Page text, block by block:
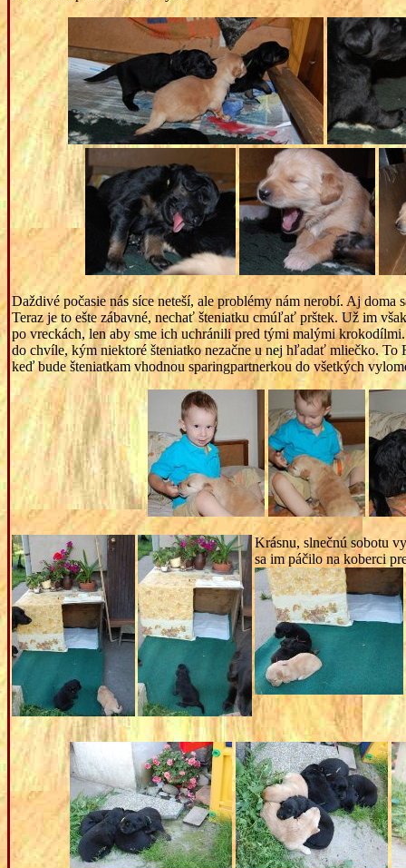
Daždivé počasie nás síce neteší, ale problémy nám nerobí. Aj
Teraz je to ešte zábavné, nechať šteniatku cmúľať prštek. Už im
po vreckách, len aby sme ich uchránili pred tými malými
do chvíle, kým niektoré šteniatko nezačne u nej hľadať mliečko. To
keď bude šteniatkam vhodnou sparingpartnerkou do všetkých
Krásnu, slnečnú sobotu
sa im páčilo na koberci